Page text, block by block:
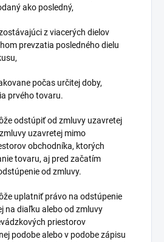
ako posledný,
z viacerých dielov
prevzatia posledného dielu
počas určitej doby,
prvého tovaru.
odstúpiť od zmluvy uzavretej
uzavretej mimo
obchodníka, ktorých
tovaru, aj pred začatím
od zmluvy.
uplatniť právo na odstúpenie
na diaľku alebo od zmluvy
priestorov
podobe alebo v podobe zápisu